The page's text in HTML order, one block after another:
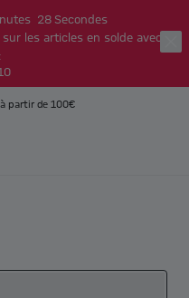
28 Secondes
les articles en solde avec le
partir de 100€